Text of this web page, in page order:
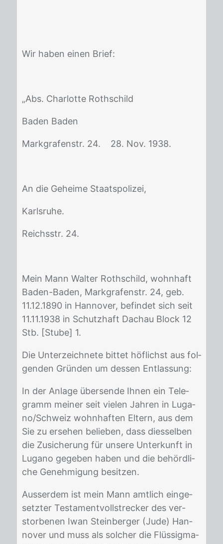
Wir ha­ben ei­nen Brief:
„Abs. Char­lot­te Roth­schild
Ba­den Ba­den
Mark­gra­fen­str. 24. 28. Nov. 1938.
An die Ge­hei­me Staats­po­li­zei,
Karls­ru­he.
Reichs­str. 24.
Mein Mann Wal­ter Roth­schild, wohn­haft
Ba­den-Ba­den, Mark­gra­fen­str. 24, geb.
11.12.1890 in Han­no­ver, be­fin­det sich seit
11.11.1938 in Schutz­haft Dach­au Block 12
Stb. [Stu­be] 1.
Die Un­ter­zeich­ne­te bit­tet höf­lichst aus fol­
gen­den Grün­den um des­sen Ent­las­sung:
In der An­la­ge über­sen­de Ih­nen ein Te­le­
gramm mei­ner seit vie­len Jah­ren in Lu­ga­
no/​Schweiz wohn­haf­ten El­tern, aus dem
Sie zu er­se­hen be­lie­ben, dass dies­sel­ben
die Zu­si­che­rung für un­se­re Un­ter­kunft in
Lu­ga­no ge­ge­ben ha­ben und die be­hörd­li­
che Ge­neh­mi­gung be­sit­zen.
Aus­ser­dem ist mein Mann amt­lich ein­ge­
setz­ter Tes­ta­ment­voll­stre­cker des ver­
stor­be­nen Iwan Stein­ber­ger (Jude) Han­
no­ver und muss als sol­cher die Flüs­sig­ma­